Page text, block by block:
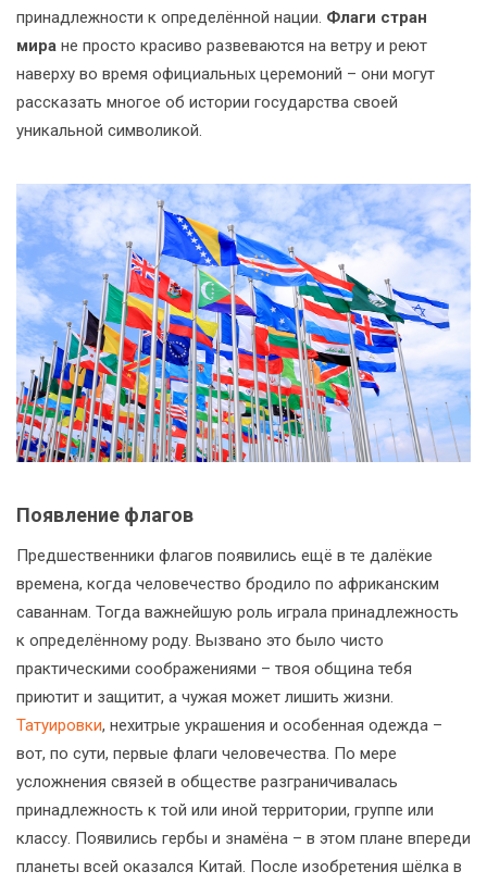
принадлежности к определённой нации. Флаги стран
мира не просто красиво развеваются на ветру и реют
наверху во время официальных церемоний – они могут
рассказать многое об истории государства своей
уникальной символикой.
Появление флагов
Предшественники флагов появились ещё в те далёкие
времена, когда человечество бродило по африканским
саваннам. Тогда важнейшую роль играла принадлежность
к определённому роду. Вызвано это было чисто
практическими соображениями – твоя община тебя
приютит и защитит, а чужая может лишить жизни.
Татуировки, нехитрые украшения и особенная одежда –
вот, по сути, первые флаги человечества. По мере
усложнения связей в обществе разграничивалась
принадлежность к той или иной территории, группе или
классу. Появились гербы и знамёна – в этом плане впереди
планеты всей оказался Китай. После изобретения шёлка в